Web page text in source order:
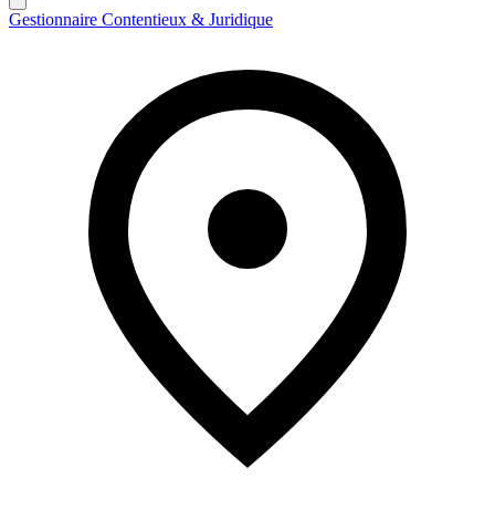
Gestionnaire Contentieux & Juridique